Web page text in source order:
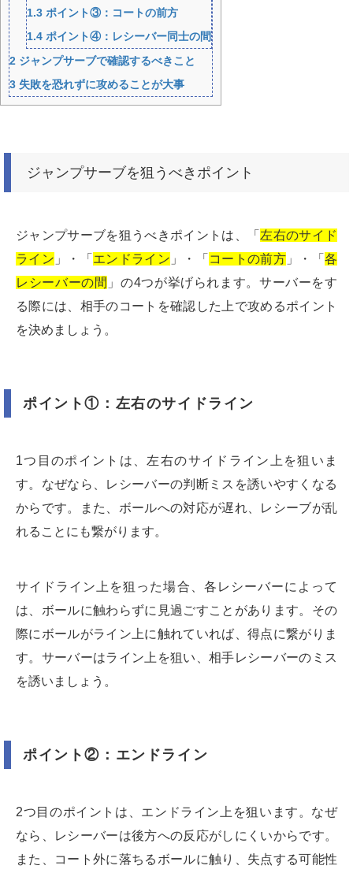
1.3 ポイント③：コートの前方
1.4 ポイント④：レシーバー同士の間
2 ジャンプサーブで確認するべきこと
3 失敗を恐れずに攻めることが大事
ジャンプサーブを狙うべきポイント
ジャンプサーブを狙うべきポイントは、「 左右のサイド
ライン 」・「 エンドライン 」・「 コートの前方 」・「 各
レシーバーの間 」の4つが挙げられます。サーバーをす
る際には、相手のコートを確認した上で攻めるポイント
を決めましょう。
ポイント①：左右のサイドライン
1つ目のポイントは、左右のサイドライン上を狙いま
す。なぜなら、レシーバーの判断ミスを誘いやすくなる
からです。また、ボールへの対応が遅れ、レシーブが乱
れることにも繋がります。
サイドライン上を狙った場合、各レシーバーによって
は、ボールに触わらずに見過ごすことがあります。その
際にボールがライン上に触れていれば、得点に繋がりま
す。サーバーはライン上を狙い、相手レシーバーのミス
を誘いましょう。
ポイント②：エンドライン
2つ目のポイントは、エンドライン上を狙います。なぜ
なら、レシーバーは後方への反応がしにくいからです。
また、コート外に落ちるボールに触り、失点する可能性